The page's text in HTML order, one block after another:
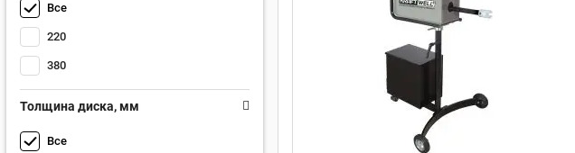
Все
220
380
Толщина диска, мм
Все